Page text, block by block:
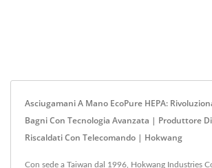
Asciugamani A Mano EcoPure HEPA:
Bagni Con Tecnologia Avanzata | Produttore Di
Riscaldati Con Telecomando | Hokwang
Con sede a Taiwan dal 1996, Hokwang Industries